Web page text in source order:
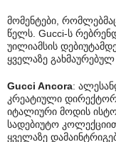
მომენტები,
წელს. Gucci-ს
უილიამსის
ყველაზე
Gucci Ancora:
კრეატიული
იტალიური მოდის
სადებიუტო
ყველაზე